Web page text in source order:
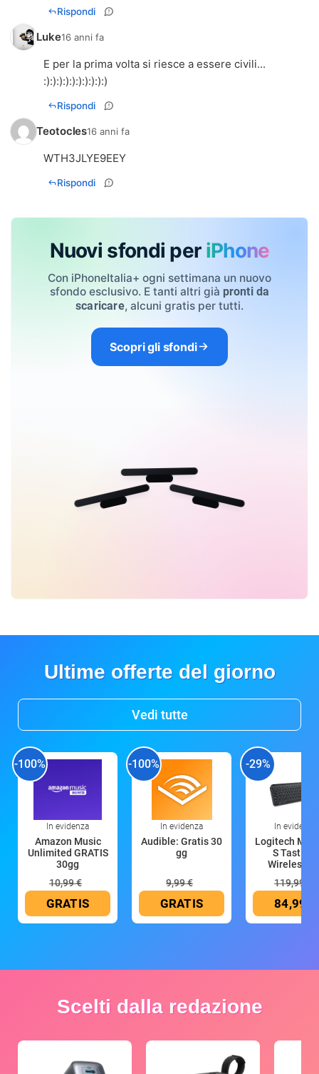
Rispondi
Luke16 anni fa
E per la prima volta si riesce a essere civili...
:):):):):):):):):):)
Rispondi
Teotocles16 anni fa
WTH3JLYE9EEY
Rispondi
Nuovi sfondi per iPhone
Con iPhoneItalia+ ogni settimana un nuovo
sfondo esclusivo. E tanti altri già pronti da
scaricare, alcuni gratis per tutti.
Scopri gli sfondi
Ultime offerte del giorno
Vedi tutte
-100%
In evidenza
Amazon Music
Unlimited GRATIS
30gg
10,99 €
GRATIS
-100%
In evidenza
Audible: Gratis 30
gg
9,99 €
GRATIS
-29%
In evidenza
Logitech MX
S Tastiera
Wireless
119,99 €
84,99 €
Scelti dalla redazione